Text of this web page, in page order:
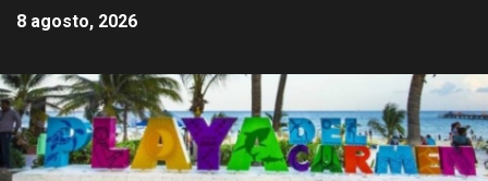
8 agosto, 2026